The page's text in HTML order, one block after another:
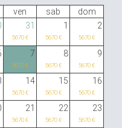
ven sab
dom
31 1 2
5670 € 5670 € 5670 €
7 8 9
5670 € 5670 € 5670 €
14 15 16
5670 € 5670 € 5670 €
21 22 23
5670 € 5670 € 5670 €